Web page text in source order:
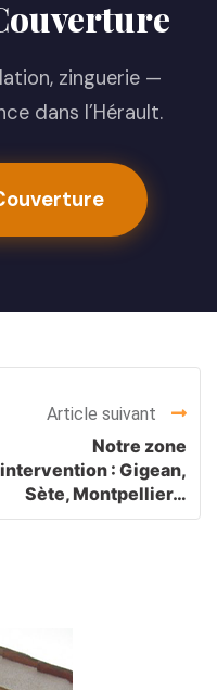
zinguerie —
dans l’Hérault.
Article suivant
Notre zone
: Gigean,
Sète, Montpellier…